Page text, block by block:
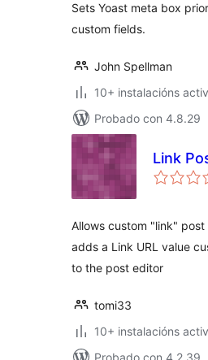
Sets Yoast meta box
custom fields.
John Spellman
10+ instalacións
Probado con 4.8.29
Link
Allows custom "link"
adds a Link URL value
to the post editor
tomi33
10+ instalacións
Probado con 4.2.39